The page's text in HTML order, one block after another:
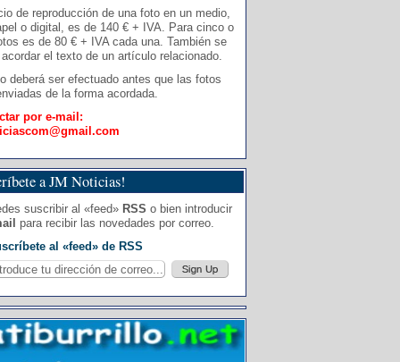
de reproducción de una foto en un medio,
o digital, es de 140 € + IVA. Para cinco o
es de 80 € + IVA cada una. También se
el texto de un artículo relacionado.
deberá ser efectuado antes que las fotos
de la forma acordada.
por e-mail:
a JM Noticias!
suscribir al «feed» RSS o bien introducir
para recibir las novedades por correo.
al «feed» de RSS